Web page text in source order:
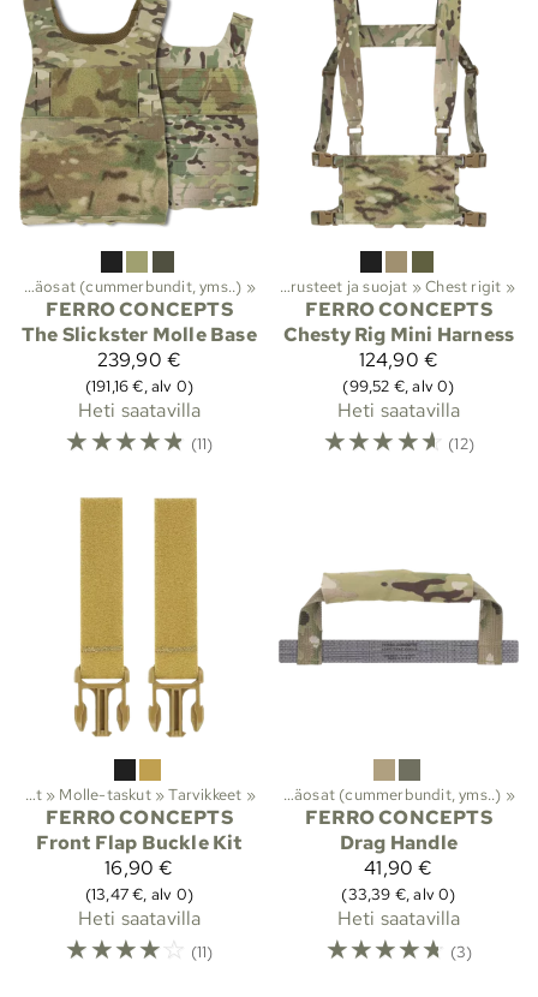
Lisäosat (cummerbundit, yms..) ‪»
FERRO CONCEPTS
The Slickster Molle Base
239,90 €
(191,16 €, alv 0)
Heti saatavilla
☆☆☆☆☆ (11)
Lajit‪»Viranomaistuotteet‪» Taisteluvarusteet ja suojat ‪»Chest rigit ‪»
FERRO CONCEPTS
Chesty Rig Mini Harness
124,90 €
(99,52 €, alv 0)
Heti saatavilla
☆☆☆☆☆ (12)
Taisteluvarusteet ja suojat ‪» Molle-taskut ‪»Tarvikkeet ‪»
FERRO CONCEPTS
Front Flap Buckle Kit
16,90 €
(13,47 €, alv 0)
Heti saatavilla
☆☆☆☆☆ (11)
ja suojat ‪»Taistelu- ja suojaliivit Lisäosat (cummerbundit, yms..) ‪»
FERRO CONCEPTS
Drag Handle
41,90 €
(33,39 €, alv 0)
Heti saatavilla
☆☆☆☆☆ (3)